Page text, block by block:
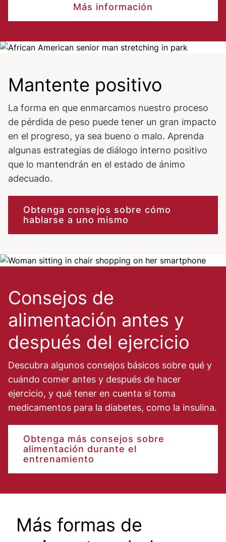
Más información
Mantente positivo
La forma en que enmarcamos nuestro proceso
de pérdida de peso puede tener un gran impacto
en el progreso, ya sea bueno o malo. Aprenda
algunas estrategias de diálogo interno positivo
que lo mantendrán en el estado de ánimo
adecuado.
Obtenga consejos sobre cómo
hablarse a uno mismo
Image
Consejos de
alimentación antes y
después del ejercicio
Descubra algunos consejos básicos sobre qué y
cuándo comer antes y después de hacer
ejercicio, y qué tener en cuenta si toma
medicamentos para la diabetes, como la insulina.
Obtenga más consejos sobre
alimentación durante el
entrenamiento
Image
Más formas de